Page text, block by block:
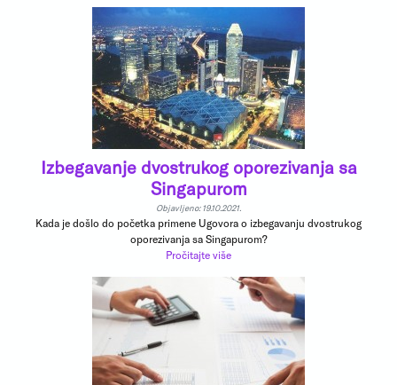
Izbegavanje dvostrukog oporezivanja sa
Singapurom
Objavljeno: 19.10.2021.
Kada je došlo do početka primene Ugovora o izbegavanju dvostrukog
oporezivanja sa Singapurom?
Pročitajte više